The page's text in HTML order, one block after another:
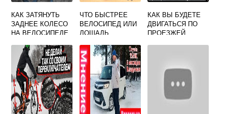
КАК ЗАТЯНУТЬ
ЗАДНЕЕ КОЛЕСО
НА ВЕЛОСИПЕДЕ
ЧТО БЫСТРЕЕ
ВЕЛОСИПЕД ИЛИ
ЛОШАДЬ
КАК ВЫ БУДЕТЕ
ДВИГАТЬСЯ ПО
ПРОЕЗЖЕЙ
ПУНКТА ВЕДЯ
НЕИСПРАВНЫЙ
ВЕЛОСИПЕД